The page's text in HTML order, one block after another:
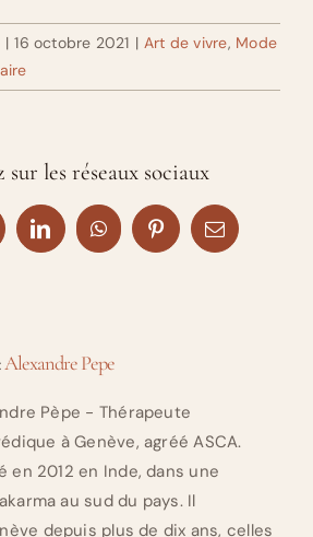
| 16 octobre 2021 | Art de vivre, Mode
sur les réseaux sociaux
LinkedInWhatsAppPinterestEmail
Alexandre Pepe
Pèpe - Thérapeute
à Genève, agréé ASCA.
en 2012 en Inde, dans une
au sud du pays. Il
depuis plus de dix ans, celles